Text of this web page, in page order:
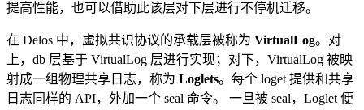
提高性能，也可以借助此该层对下层进行不停机迁移。
在 Delos 中，虚拟共识协议的承载层被称为 VirtualLog。对
上，db 层基于 VirtualLog 层进行实现；对下，VirtualLog 被映
射成一组物理共享日志，称为 Loglets。每个 loget 提供和共享
日志同样的 API，外加一个 seal 命令。 一旦被 seal，Loglet 便